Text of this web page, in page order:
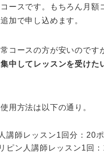
ースです。もちろん月額
加で申し込めます。
コースの方が安いのです
中してレッスンを受けた
用方法は以下の通り。
講師レッスン1回分：20
ピン人講師レッスン1回